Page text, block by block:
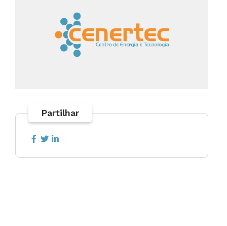
Partilhar